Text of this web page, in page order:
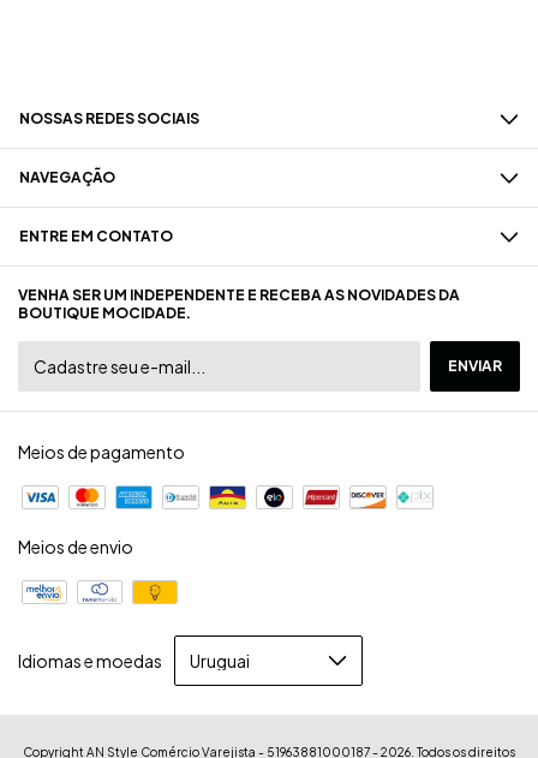
NOSSAS REDES SOCIAIS
NAVEGAÇÃO
ENTRE EM CONTATO
VENHA SER UM INDEPENDENTE E RECEBA AS NOVIDADES DA
BOUTIQUE MOCIDADE.
Meios de pagamento
Meios de envio
Idiomas e moedas
Copyright AN Style Comércio Varejista - 51963881000187 - 2026. Todos os direitos